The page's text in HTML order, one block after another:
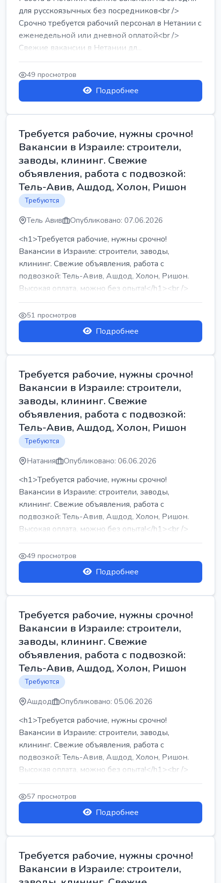
для русскоязычных без посредников<br />
Срочно требуется рабочий персонал в Нетании с
еженедельной или дневной оплатой<br />
Свежие вакансии в Нетании дл...
49 просмотров
Подробнее
Требуется рабочие, нужны срочно!
Вакансии в Израиле: строители,
заводы, клининг. Свежие
объявления, работа с подвозкой:
Тель-Авив, Ашдод, Холон, Ришон
Требуются
Тель Авив Опубликовано: 07.06.2026
<h1>Требуется рабочие, нужны срочно!
Вакансии в Израиле: строители, заводы,
клининг. Свежие объявления, работа с
подвозкой: Тель-Авив, Ашдод, Холон, Ришон.
Высокая оплата, можно без опыта!</h1><br />
...
51 просмотров
Подробнее
Требуется рабочие, нужны срочно!
Вакансии в Израиле: строители,
заводы, клининг. Свежие
объявления, работа с подвозкой:
Тель-Авив, Ашдод, Холон, Ришон
Требуются
Натания Опубликовано: 06.06.2026
<h1>Требуется рабочие, нужны срочно!
Вакансии в Израиле: строители, заводы,
клининг. Свежие объявления, работа с
подвозкой: Тель-Авив, Ашдод, Холон, Ришон.
Высокая оплата, можно без опыта!</h1><br />
...
49 просмотров
Подробнее
Требуется рабочие, нужны срочно!
Вакансии в Израиле: строители,
заводы, клининг. Свежие
объявления, работа с подвозкой:
Тель-Авив, Ашдод, Холон, Ришон
Требуются
Ашдод Опубликовано: 05.06.2026
<h1>Требуется рабочие, нужны срочно!
Вакансии в Израиле: строители, заводы,
клининг. Свежие объявления, работа с
подвозкой: Тель-Авив, Ашдод, Холон, Ришон.
Высокая оплата, можно без опыта!</h1><br />
...
57 просмотров
Подробнее
Требуется рабочие, нужны срочно!
Вакансии в Израиле: строители,